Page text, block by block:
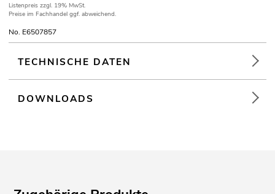
Listenpreis zzgl. 19% MwSt.
Preise im Fachhandel ggf. abweichend.
No. E6507857
TECHNISCHE DATEN
DOWNLOADS